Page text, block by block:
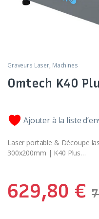
Graveurs Laser, Machines
Omtech K40
Ajouter à la liste
Laser portable & Découpe
300x200mm | K40 Plus…
629,80 €